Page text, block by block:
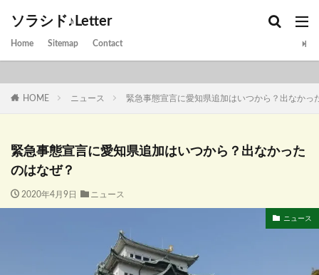
ソラシド♪Letter
Home Sitemap Contact
HOME ニュース 緊急事態宣言に愛知県追加はいつから？出なかっ
緊急事態宣言に愛知県追加はいつから？出なかった
のはなぜ？
2020年4月9日 ニュース
ニュース